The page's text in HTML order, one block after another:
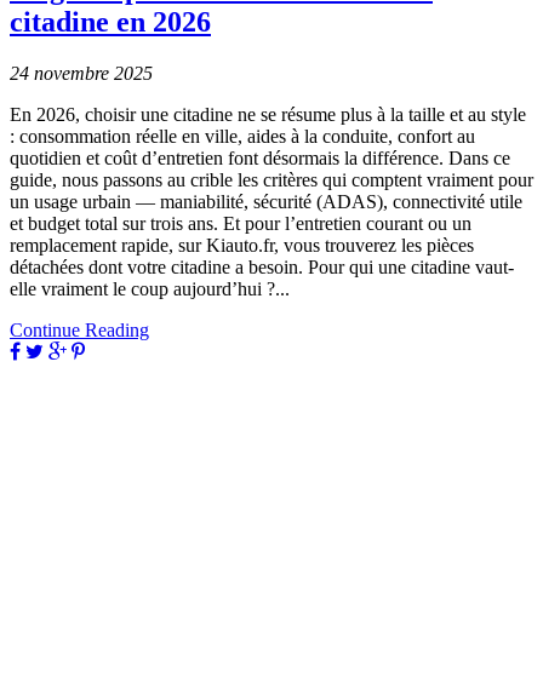
citadine en 2026
24 novembre 2025
En 2026, choisir une citadine ne se résume plus à la taille et au style
: consommation réelle en ville, aides à la conduite, confort au
quotidien et coût d’entretien font désormais la différence. Dans ce
guide, nous passons au crible les critères qui comptent vraiment pour
un usage urbain — maniabilité, sécurité (ADAS), connectivité utile
et budget total sur trois ans. Et pour l’entretien courant ou un
remplacement rapide, sur Kiauto.fr, vous trouverez les pièces
détachées dont votre citadine a besoin. Pour qui une citadine vaut-
elle vraiment le coup aujourd’hui ?...
Continue Reading